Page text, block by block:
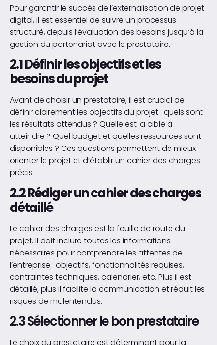
Pour garantir le succès de l’externalisation de projet
digital, il est essentiel de suivre un processus
structuré, depuis l’évaluation des besoins jusqu’à la
gestion du partenariat avec le prestataire.
2.1 Définir les objectifs et les
besoins du projet
Avant de choisir un prestataire, il est crucial de
définir clairement les objectifs du projet : quels sont
les résultats attendus ? Quelle est la cible à
atteindre ? Quel budget et quelles ressources sont
disponibles ? Ces questions permettent de mieux
orienter le projet et d’établir un cahier des charges
précis.
2.2 Rédiger un cahier des charges
détaillé
Le cahier des charges est la feuille de route du
projet. Il doit inclure toutes les informations
nécessaires pour comprendre les attentes de
l’entreprise : objectifs, fonctionnalités requises,
contraintes techniques, calendrier, etc. Plus il est
détaillé, plus il facilite la communication et réduit les
risques de malentendus.
2.3 Sélectionner le bon prestataire
Le choix du prestataire est déterminant pour la